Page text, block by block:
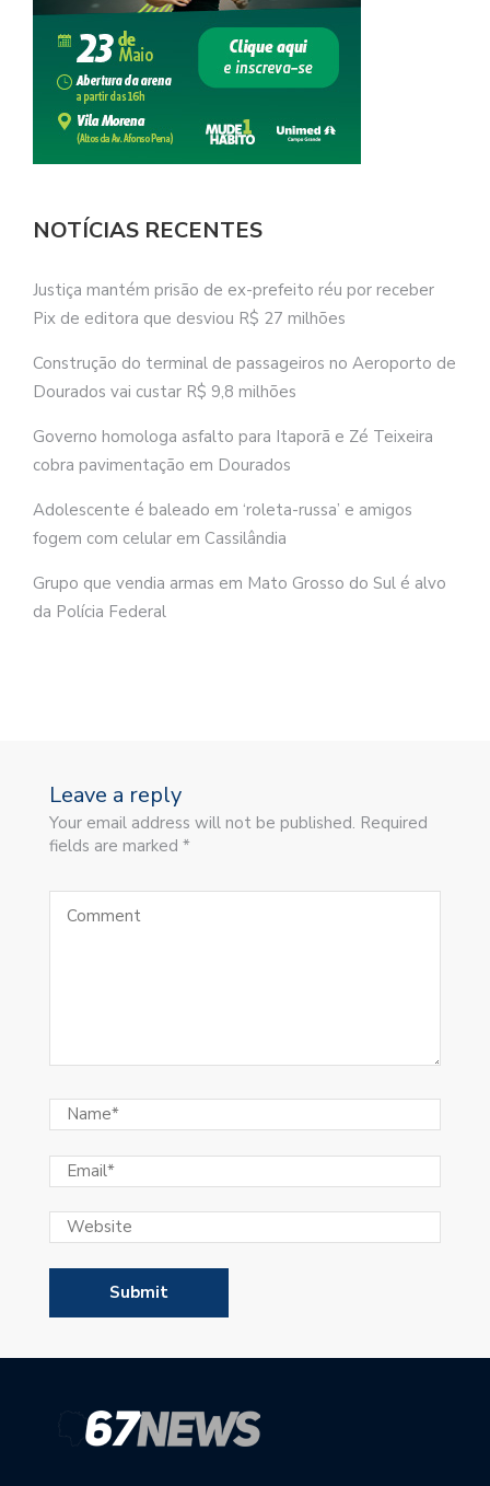
NOTÍCIAS RECENTES
Justiça mantém prisão de ex-prefeito réu por receber
Pix de editora que desviou R$ 27 milhões
Construção do terminal de passageiros no Aeroporto de
Dourados vai custar R$ 9,8 milhões
Governo homologa asfalto para Itaporã e Zé Teixeira
cobra pavimentação em Dourados
Adolescente é baleado em ‘roleta-russa’ e amigos
fogem com celular em Cassilândia
Grupo que vendia armas em Mato Grosso do Sul é alvo
da Polícia Federal
Leave a reply
Your email address will not be published. Required
fields are marked *